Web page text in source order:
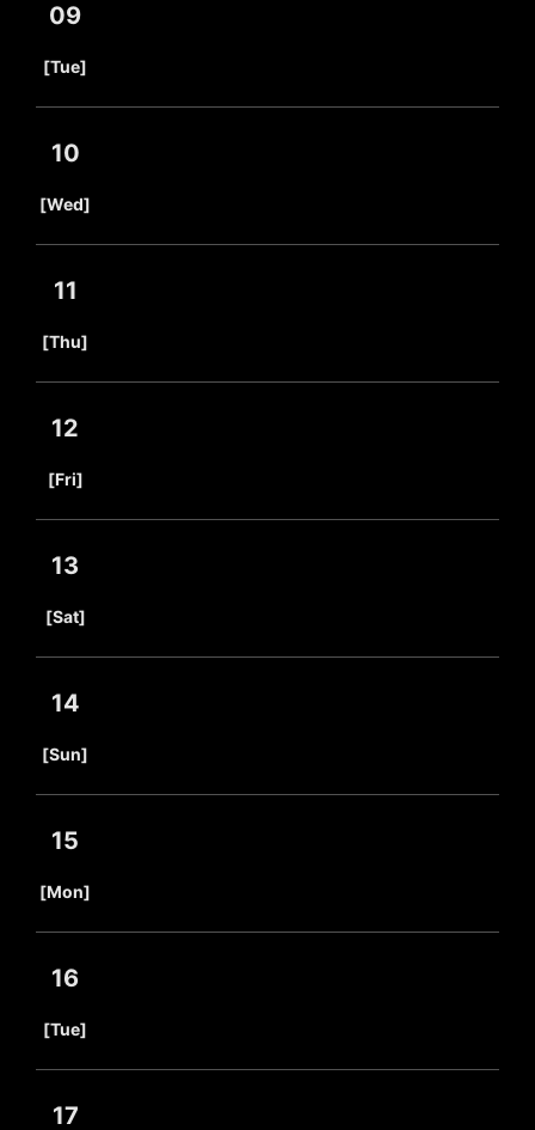
09
[Tue]
10
[Wed]
11
[Thu]
12
[Fri]
13
[Sat]
14
[Sun]
15
[Mon]
16
[Tue]
17